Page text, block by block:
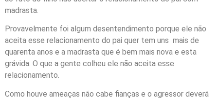
madrasta.
Provavelmente foi algum desentendimento porque ele não
aceita esse relacionamento do pai quer tem uns mais de
quarenta anos e a madrasta que é bem mais nova e esta
grávida. O que a gente colheu ele não aceita esse
relacionamento.
Como houve ameaças não cabe fianças e o agressor deverá